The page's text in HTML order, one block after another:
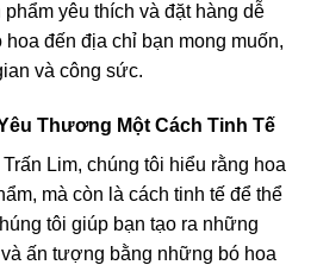
yêu thích và đặt hàng dễ
đến địa chỉ bạn mong muốn,
và công sức.
Thương Một Cách Tinh Tế
Lim, chúng tôi hiểu rằng hoa
mà còn là cách tinh tế để thể
tôi giúp bạn tạo ra những
ấn tượng bằng những bó hoa